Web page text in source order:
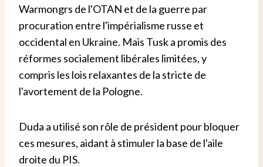
Warmongrs de l'OTAN et de la guerre par
procuration entre l'impérialisme russe et
occidental en Ukraine. Mais Tusk a promis des
réformes socialement libérales limitées, y
compris les lois relaxantes de la stricte de
l'avortement de la Pologne.
Duda a utilisé son rôle de président pour bloquer
ces mesures, aidant à stimuler la base de l'aile
droite du PIS.